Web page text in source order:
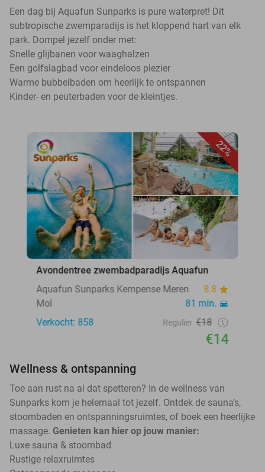
Een dag bij Aquafun Sunparks is pure waterpret! Dit
subtropische zwemparadijs is het kloppend hart van elk
park. Dompel jezelf onder met:
Snelle glijbanen voor waaghalzen
Een golfslagbad voor eindeloos plezier
Warme bubbelbaden om heerlijk te ontspannen
Kinder- en peuterbaden voor de kleintjes.
22%
Avondentree zwembadparadijs Aquafun
Aquafun Sunparks Kempense Meren
8.8
Mol
81 min.
Verkocht: 858
Regulier €18
€14
Wellness & ontspanning
Toe aan rust na al dat spetteren? In de wellness van
Sunparks kom je helemaal tot jezelf. Ontdek de sauna’s,
stoombaden en ontspanningsruimtes, of boek een heerlijke
massage. Genieten kan hier op jouw manier:
Luxe sauna & stoombad
Rustige relaxruimtes